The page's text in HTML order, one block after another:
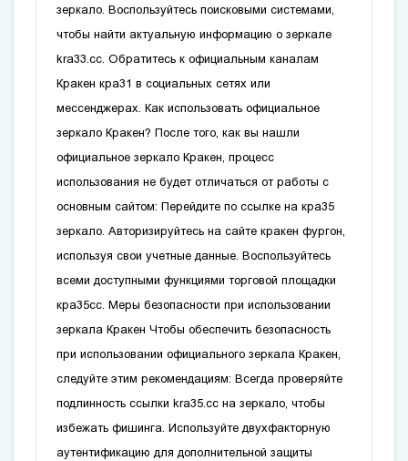
зеркало. Воспользуйтесь поисковыми системами,
чтобы найти актуальную информацию о зеркале
kra33.cc. Обратитесь к официальным каналам
Кракенкра31 в социальных сетях или
мессенджерах. Как использовать официальное
зеркало Кракен? После того, как вы нашли
официальное зеркало Кракен, процесс
использования не будет отличаться от работы с
основным сайтом: Перейдите по ссылке накра35
зеркало. Авторизируйтесь на сайтекракен фургон,
используя свои учетные данные. Воспользуйтесь
всеми доступными функциями торговой площадки
кра35сс. Меры безопасности при использовании
зеркала Кракен Чтобы обеспечить безопасность
при использовании официального зеркала Кракен,
следуйте этим рекомендациям: Всегда проверяйте
подлинность ссылкиkra35.cc на зеркало, чтобы
избежать фишинга. Используйте двухфакторную
аутентификацию для дополнительной защиты